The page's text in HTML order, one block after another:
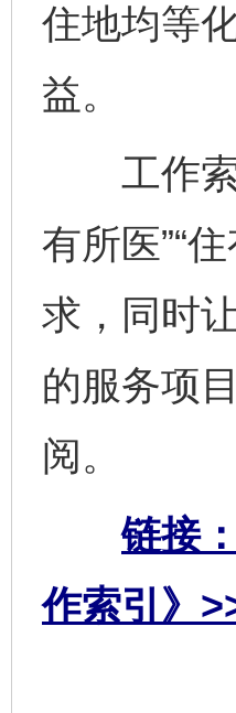
住地均等
益。
工作索
有所医”“
求，同时
的服务项
阅。
链接
作索引》